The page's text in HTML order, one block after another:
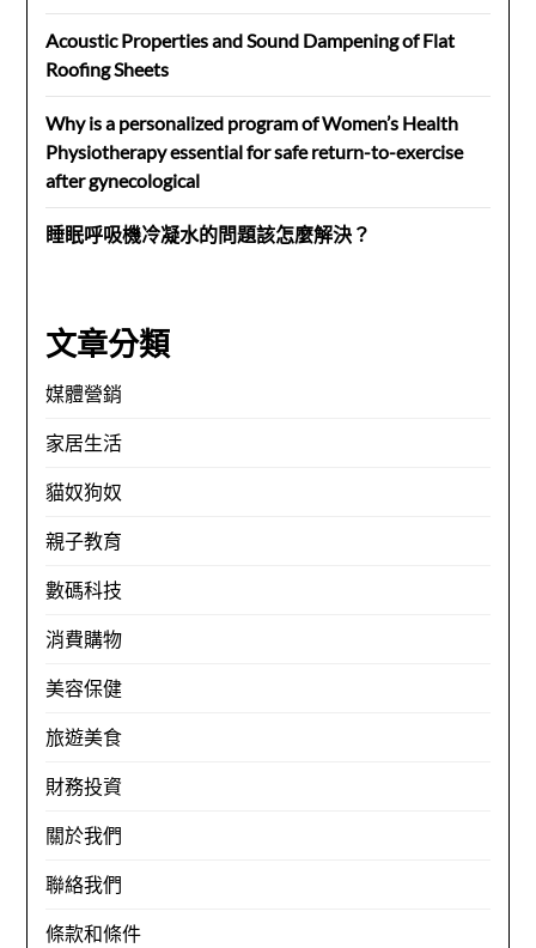
Acoustic Properties and Sound Dampening of Flat
Roofing Sheets
Why is a personalized program of Women’s Health
Physiotherapy essential for safe return-to-exercise
after gynecological
睡眠呼吸機冷凝水的問題該怎麼解決？
文章分類
媒體營銷
家居生活
貓奴狗奴
親子教育
數碼科技
消費購物
美容保健
旅遊美食
財務投資
關於我們
聯絡我們
條款和條件